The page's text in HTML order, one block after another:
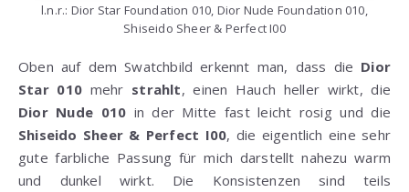
l.n.r.: Dior Star Foundation 010, Dior Nude Foundation 010,
Shiseido Sheer & Perfect I00
Oben auf dem Swatchbild erkennt man, dass die Dior
Star 010 mehr strahlt, einen Hauch heller wirkt, die
Dior Nude 010 in der Mitte fast leicht rosig und die
Shiseido Sheer & Perfect I00, die eigentlich eine sehr
gute farbliche Passung für mich darstellt nahezu warm
und dunkel wirkt. Die Konsistenzen sind teils